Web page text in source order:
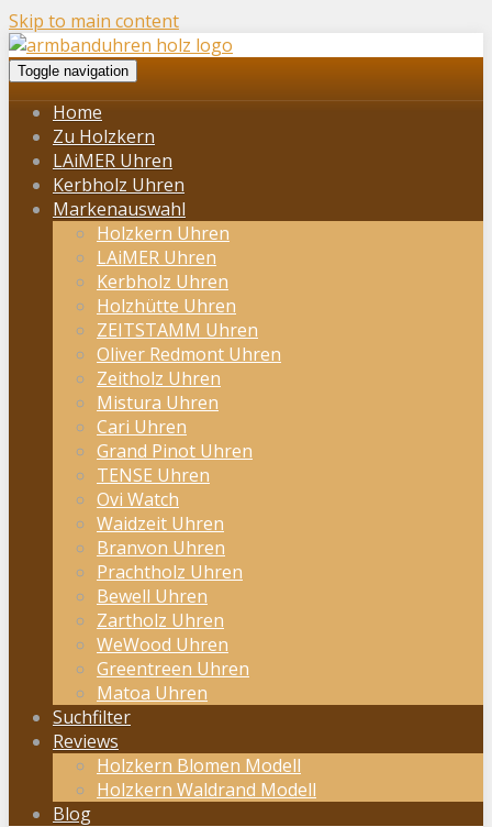
Skip to main content
Toggle navigation
Home
Zu Holzkern
LAiMER Uhren
Kerbholz Uhren
Markenauswahl
Holzkern Uhren
LAiMER Uhren
Kerbholz Uhren
Holzhütte Uhren
ZEITSTAMM Uhren
Oliver Redmont Uhren
Zeitholz Uhren
Mistura Uhren
Cari Uhren
Grand Pinot Uhren
TENSE Uhren
Ovi Watch
Waidzeit Uhren
Branvon Uhren
Prachtholz Uhren
Bewell Uhren
Zartholz Uhren
WeWood Uhren
Greentreen Uhren
Matoa Uhren
Suchfilter
Reviews
Holzkern Blomen Modell
Holzkern Waldrand Modell
Blog